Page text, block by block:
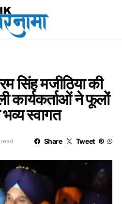
सिंह मजीठिया की
कार्यकर्ताओं ने फूलों
भव्य स्वागत
read Share Tweet